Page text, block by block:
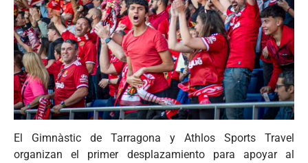
El Gimnàstic de Tarragona y Athlos Sports Travel
organizan el primer desplazamiento para apoyar al